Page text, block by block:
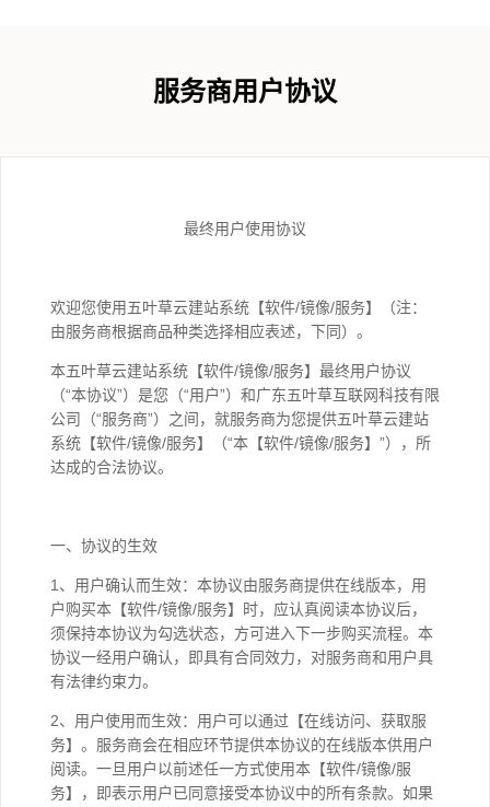
服务商用户协议
最终用户使用协议
欢迎您使用五叶草云建站系统【软件/镜像/服务】（注：
由服务商根据商品种类选择相应表述，下同）。
本五叶草云建站系统【软件/镜像/服务】最终用户协议
（“本协议”）是您（“用户”）和广东五叶草互联网科技有限
公司（“服务商”）之间，就服务商为您提供五叶草云建站
系统【软件/镜像/服务】（“本【软件/镜像/服务】”），所
达成的合法协议。
一、协议的生效
1、用户确认而生效：本协议由服务商提供在线版本，用
户购买本【软件/镜像/服务】时，应认真阅读本协议后，
须保持本协议为勾选状态，方可进入下一步购买流程。本
协议一经用户确认，即具有合同效力，对服务商和用户具
有法律约束力。
2、用户使用而生效：用户可以通过【在线访问、获取服
务】。服务商会在相应环节提供本协议的在线版本供用户
阅读。一旦用户以前述任一方式使用本【软件/镜像/服
务】，即表示用户已同意接受本协议中的所有条款。如果